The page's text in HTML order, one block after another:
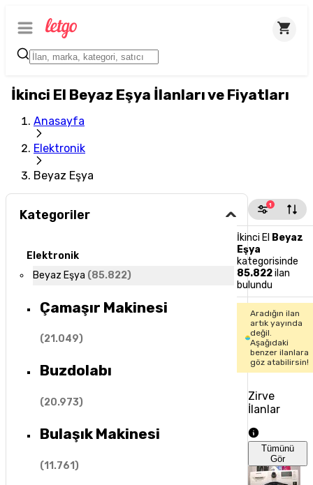
İkinci El Beyaz Eşya İlanları ve Fiyatları
Anasayfa
Elektronik
Beyaz Eşya
Kategoriler
Elektronik
Beyaz Eşya (85.822)
Çamaşır Makinesi
(21.049)
Buzdolabı
(20.973)
Bulaşık Makinesi
(11.761)
1
İkinci El Beyaz
Eşya
kategorisinde
85.822ilan
bulundu
Aradığın ilan
artık yayında
değil.
Aşağıdaki
benzer ilanlara
göz atabilirsin!
Zirve
İlanlar
Tümünü
Gör